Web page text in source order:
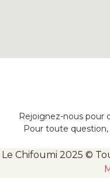
Rejoignez-nous pour
Pour toute
Le Chifoumi 2025 ©